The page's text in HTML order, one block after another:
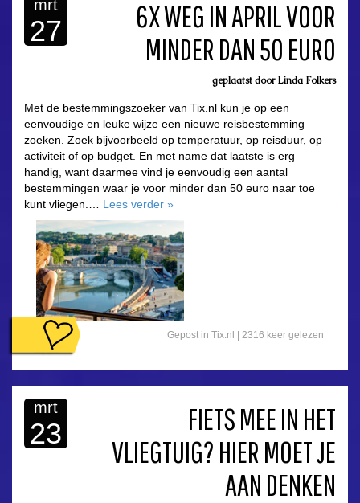
mrt
27
6X WEG IN APRIL VOOR
MINDER DAN 50 EURO
geplaatst doorLinda Folkers
Met de bestemmingszoeker van Tix.nl kun je op een
eenvoudige en leuke wijze een nieuwe reisbestemming
zoeken. Zoek bijvoorbeeld op temperatuur, op reisduur, op
activiteit of op budget. En met name dat laatste is erg
handig, want daarmee vind je eenvoudig een aantal
bestemmingen waar je voor minder dan 50 euro naar toe
kunt vliegen.… Lees verder »
Gepost in Tix.nl | 2316 keer gelezen
mrt
23
FIETS MEE IN HET
VLIEGTUIG? HIER MOET JE
AAN DENKEN